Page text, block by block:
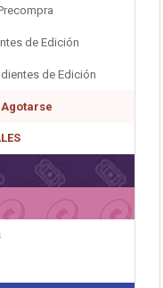
de Edición
de Edición